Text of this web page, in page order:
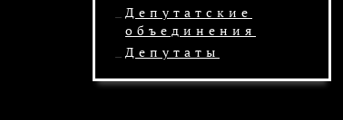
Депутатские
объединения
Депутаты